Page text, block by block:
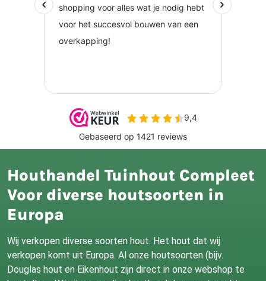
Houthandel Tuinhout Compleet
Voor diverse houtsoorten in
Europa
Wij verkopen diverse soorten hout. Het hout dat wij
verkopen komt uit Europa. Al onze houtsoorten (bijv.
Douglas hout en Eikenhout zijn direct in onze webshop te